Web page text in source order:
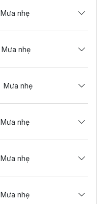
Mưa nhẹ
Mưa nhẹ
Mưa nhẹ
Mưa nhẹ
Mưa nhẹ
Mưa nhẹ